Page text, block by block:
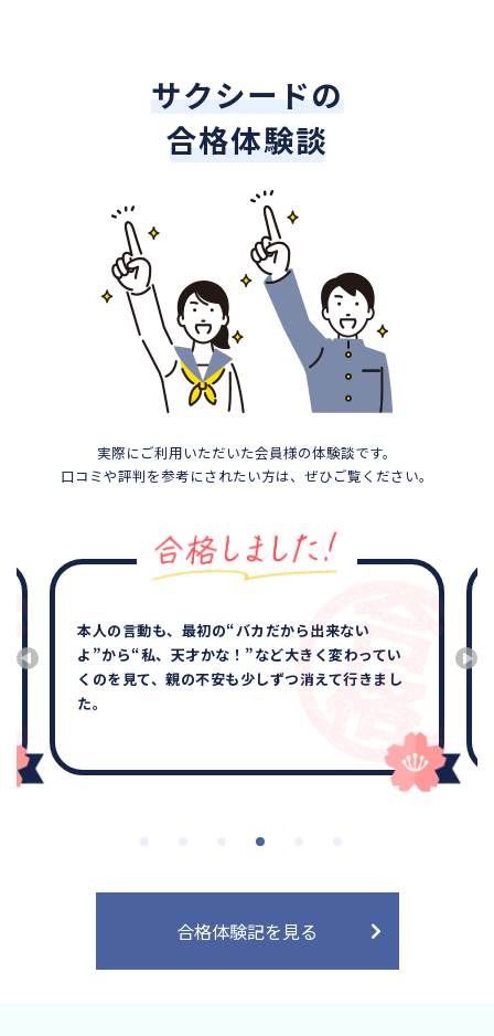
サクシードの
合格体験談
実際にご利用いただいた会員様の体験談です。
口コミや評判を参考にされたい方は、ぜひご覧ください。
本人の言動も、最初の“バカだから出来ない
よ”から“私、天才かな！”など大きく変わってい
くのを見て、親の不安も少しずつ消えて行きまし
た。
合格体験記を見る